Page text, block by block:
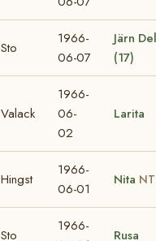
Sto
1966-
06-07
Järn
(17)
Valack
1966-
06-
02
Larita
Hingst
1966-
06-01
Nita
Sto
1966-
Rusa